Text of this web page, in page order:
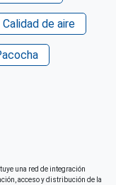
Calidad de aire
una red de integración
acceso y distribución de la